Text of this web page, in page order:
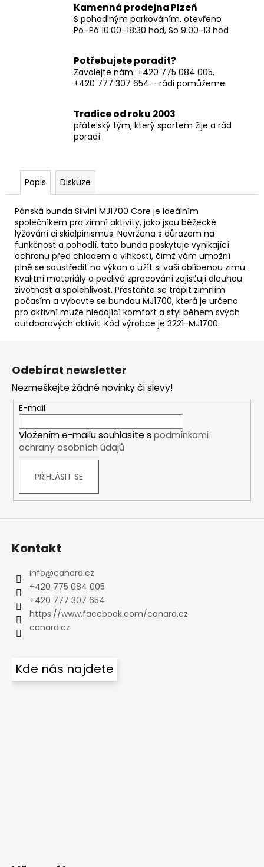
Kamenná prodejna Plzeň
S pohodlným parkováním, otevřeno
Po–Pá 10:00–18:30 hod, So 9:00-13 hod
Potřebujete poradit?
Zavolejte nám: +420 775 084 005,
+420 777 307 654 – rádi pomůžeme.
Tradice od roku 2003
přátelský tým, který sportem žije a rád
poradí
Popis Diskuze
Pánská bunda Silvini MJ1700 Core je ideálním
společníkem pro zimní aktivity, jako jsou běžecké
lyžování či skialpinismus. Navržena s důrazem na
funkčnost a pohodlí, tato bunda poskytuje vynikající
ochranu před chladem a vlhkostí, čímž vám umožní
plně se soustředit na výkon a užít si vaši oblíbenou zimu.
Kvalitní materiály a pečlivé zpracování zajišťují dlouhou
životnost a spolehlivost. Přestaňte se trápit zimním
počasím a vybavte se bundou MJ1700, která je určena
pro aktivní muže hledající komfort a styl během svých
outdoorových aktivit. Kód výrobce je 3221-MJ1700.
Z
Odebírat newsletter
Nezmeškejte žádné novinky či slevy!
E-mail
Vložením e-mailu souhlasíte s podmínkami
ochrany osobních údajů
PŘIHLÁSIT SE
Kontakt
info@canard.cz
+420 775 084 005
+420 777 307 654
https://www.facebook.com/canard.cz
canard.cz
Kde nás najdete